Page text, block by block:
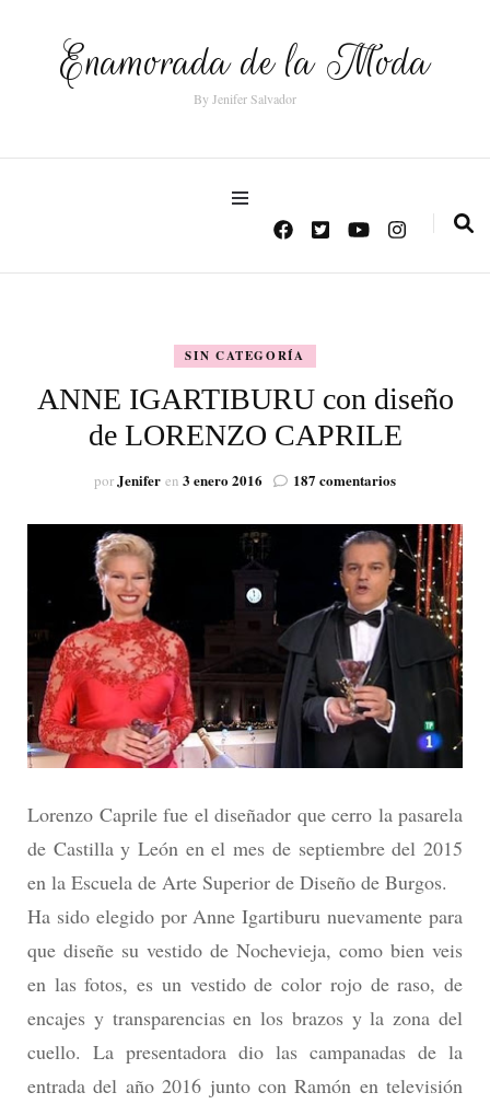
Enamorada de la Moda
By Jenifer Salvador
SIN CATEGORÍA
ANNE IGARTIBURU con diseño
de LORENZO CAPRILE
porJenifer en 3 enero 2016 187 comentariosen
IGARTIBURU
con
diseño
de
LORENZO
CAPRILE
Lorenzo Caprile fue el diseñador que cerro la pasarela
de Castilla y León en el mes de septiembre del 2015
en la Escuela de Arte Superior de Diseño de Burgos.
Ha sido elegido por Anne Igartiburu nuevamente para
que diseñe su vestido de Nochevieja, como bien veis
en las fotos, es un vestido de color rojo de raso, de
encajes y transparencias en los brazos y la zona del
cuello. La presentadora dio las campanadas de la
entrada del año 2016 junto con Ramón en televisión